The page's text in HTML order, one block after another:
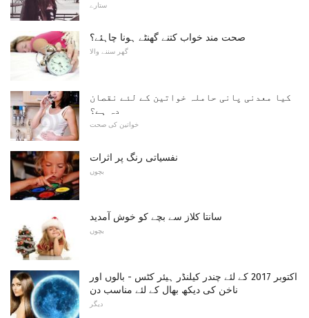
ستارے
صحت مند خواب کتنے گھنٹے ہونا چاہئے؟
گھر سننے والا
کیا معدنی پانی حاملہ خواتین کے لئے نقصان
دہ ہے؟
خواتین کی صحت
نفسیاتی رنگ پر اثرات
بچوں
سانتا کلاز سے بچے کو خوش آمدید
بچوں
اکتوبر 2017 کے لئے چندر کیلنڈر ہیئر کٹس - بالوں اور
ناخن کی دیکھ بھال کے لئے مناسب دن
دیگر